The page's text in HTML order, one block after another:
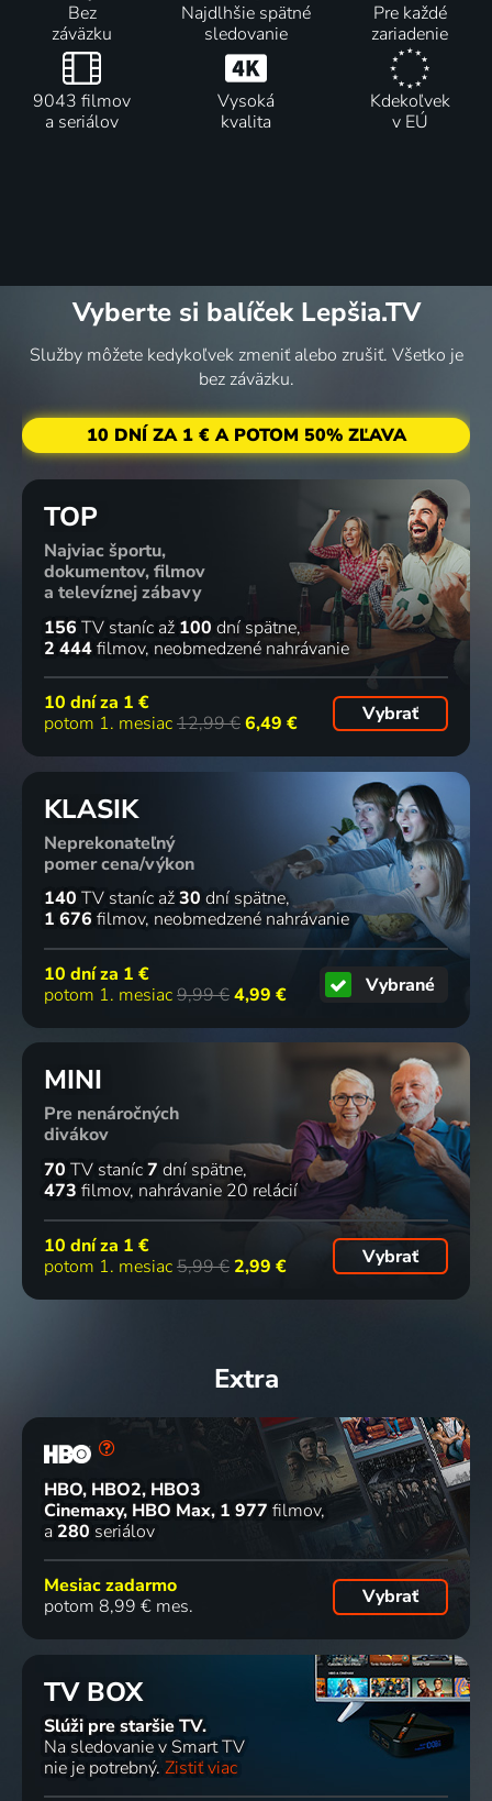
Bez
záväzku
Najdlhšie spätné
sledovanie
Pre každé
zariadenie
9043 filmov
a seriálov
Vysoká
kvalita
Kdekoľvek
v EÚ
Vyberte si balíček Lepšia.TV
Služby môžete kedykoľvek zmeniť alebo zrušiť. Všetko je
bez záväzku.
10 DNÍ ZA 1 € A POTOM 50% ZĽAVA
TOP
Najviac športu,
dokumentov, filmov
a televíznej zábavy
156 TV staníc až 100 dní spätne
2 444filmov neobmedzené nahrávanie
10 dní za 1 €
potom 1. mesiac12,99 €6,49 € Vybrať
KLASIK
Neprekonateľný
pomer cena/výkon
140 TV staníc až30 dní spätne
1 676 filmov neobmedzené nahrávanie
10 dní za 1 €
potom 1. mesiac9,99 €4,99 € Vybrané
MINI
Pre nenáročných
divákov
70 TV staníc7 dní spätne
473 filmov nahrávanie 20 relácií
10 dní za 1 €
potom 1. mesiac5,99 € 2,99 € Vybrať
Extra
HBO, HBO2, HBO3
Cinemaxy, HBO Max 1 977 filmov
a 280 seriálov
Mesiac zadarmo
potom 8,99 € mes.
Vybrať
TV BOX
Slúži pre staršie TV.
Na sledovanie v Smart TV
nie je potrebný. Zistiť viac